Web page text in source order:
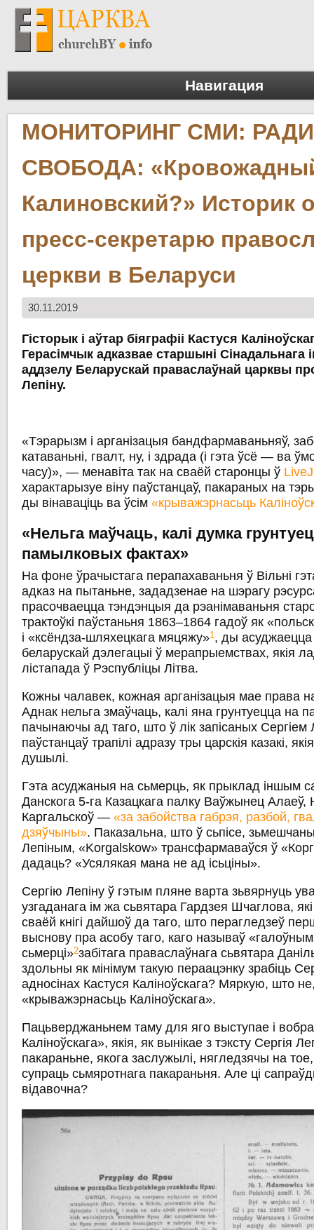
Навигация
МОНИТОРИНГ СМИ:
СВОБОДА:
Калиновский?» Историк
пресс-секретарю
церкви в Беларуси
30.11.2019
Гісторык і аўтар біяграфіі Кастуся
Герасімчык адказвае старшыні
аддзелу Беларускай праваслаўнай царквы
Лепіну.
«Тэрарызм і арганізацыя бандфармаваньняў,
катаваньні, гвалт, ну, і здрада (і гэта ўсё — ва
часу)», — менавіта так на сваёй старонцы ў
характарызуе віну паўстанцаў, пакараных на
ды вінаваціць ва ўсім«крыважэрнасьць
«Нельга маўчаць, калі думка
памылковых фактах»
На фоне ўрачыстага перапахаваньня ў Вільні
адказ на пытаньне, зададзенае на шэрагу
прасочваецца тэндэнцыя да рэанімаваньня
трактоўкі паўстаньня 1863–1864 гадоў як
і «ксёндза-шляхецкага мяцяжу»1 , ды
беларускай дэлегацыі ў мерапрыемствах, якія
лістапада ў Рэспубліцы Літва.
Кожны чалавек, кожная арганізацыя мае права
Аднак нельга змаўчаць, калі яна грунтуецца на
пачынаючы ад таго, што ў лік запісаных Сергіем
паўстанцаў трапілі адразу тры царскія казакі,
душылі.
Гэта асуджаныя на сьмерць, як прыклад іншым
Данскога 5-га Казацкага палку Ваўжынец Алаеў,
Каргальскоў —«за забойства габрэя, разбой,
дзяўчыны». Паказальна, што ў сьпісе,
Лепіным, «Korgalskow» трансфармаваўся ў
дадаць? «Усялякая мана не ад ісьціны».
Сергію Лепіну ў гэтым пляне варта зьвярнуць
узгаданага ім жа сьвятара Гардзея Шчаглова,
сваёй кнігі дайшоў да таго, што перагледзеў
выснову пра асобу таго, каго называў «галоўным
сьмерці»2забітага праваслаўнага сьвятара
здольны як мінімум такую пераацэнку зрабіць
адносінах Кастуся Каліноўскага? Мяркую, што
«крыважэрнасьць Каліноўскага».
Пацьверджаньнем таму для яго выступае і
Каліноўскага», якія, як вынікае з тэксту Сергія
пакараньне, якога заслужылі, нягледзячы на
супраць сьмяротнага пакараньня. Але ці
відавочна?